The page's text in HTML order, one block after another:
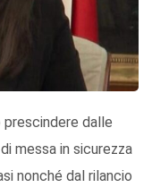
prescindere dalle
messa in sicurezza
nonché dal rilancio